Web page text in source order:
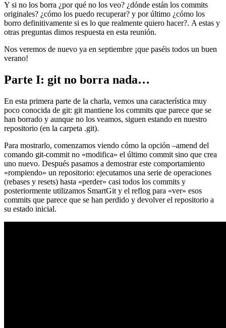
Y si no los borra ¿por qué no los veo? ¿dónde están los commits
originales? ¿cómo los puedo recuperar? y por último ¿cómo los
borro definitivamente si es lo que realmente quiero hacer?. A estas y
otras preguntas dimos respuesta en esta reunión.
Nos veremos de nuevo ya en septiembre ¡que paséis todos un buen
verano!
Parte I: git no borra nada…
En esta primera parte de la charla, vemos una característica muy
poco conocida de git: git mantiene los commits que parece que se
han borrado y aunque no los veamos, siguen estando en nuestro
repositorio (en la carpeta .git).
Para mostrarlo, comenzamos viendo cómo la opción –amend del
comando git-commit no «modifica» el último commit sino que crea
uno nuevo. Después pasamos a demostrar este comportamiento
«rompiendo» un repositorio: ejecutamos una serie de operaciones
(rebases y resets) hasta «perder» casi todos los commits y
posteriormente utilizamos SmartGit y el reflog para «ver» esos
commits que parece que se han perdido y devolver el repositorio a
su estado inicial.